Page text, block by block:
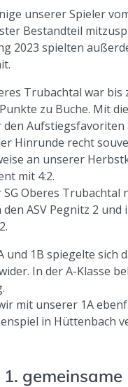
unserer Spieler
Bestandteil
2023 spielten
Trubachtal war
zu Buche. Mit
Hinrunde recht
an unserer
mit 4:2.
Oberes
ASV Pegnitz 2
und 1B spiegelte
In der A-Klasse
mit unserer 1A
in Hüttenbach